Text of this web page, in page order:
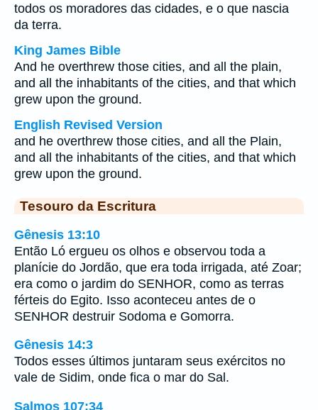
todos os moradores das cidades, e o que nascia
da terra.
King James Bible
And he overthrew those cities, and all the plain,
and all the inhabitants of the cities, and that which
grew upon the ground.
English Revised Version
and he overthrew those cities, and all the Plain,
and all the inhabitants of the cities, and that which
grew upon the ground.
Tesouro da Escritura
Gênesis 13:10
Então Ló ergueu os olhos e observou toda a
planície do Jordão, que era toda irrigada, até Zoar;
era como o jardim do SENHOR, como as terras
férteis do Egito. Isso aconteceu antes de o
SENHOR destruir Sodoma e Gomorra.
Gênesis 14:3
Todos esses últimos juntaram seus exércitos no
vale de Sidim, onde fica o mar do Sal.
Salmos 107:34